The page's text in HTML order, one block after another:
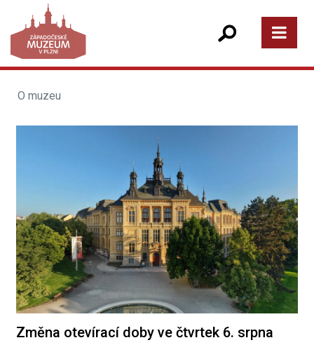
O muzeu
Změna otevírací doby ve čtvrtek 6. srpna